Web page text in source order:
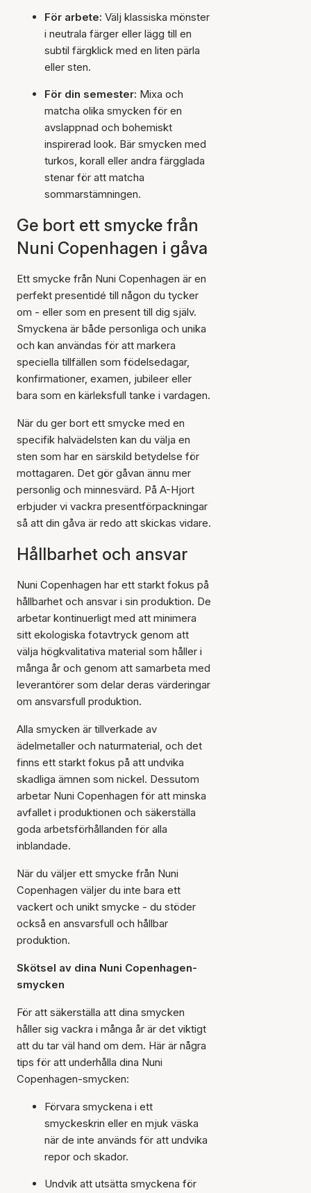
För arbete: Välj klassiska mönster
i neutrala färger eller lägg till en
subtil färgklick med en liten pärla
eller sten.
För din semester: Mixa och
matcha olika smycken för en
avslappnad och bohemiskt
inspirerad look. Bär smycken med
turkos, korall eller andra färgglada
stenar för att matcha
sommarstämningen.
Ge bort ett smycke från
Nuni Copenhagen i gåva
Ett smycke från Nuni Copenhagen är en
perfekt presentidé till någon du tycker
om - eller som en present till dig själv.
Smyckena är både personliga och unika
och kan användas för att markera
speciella tillfällen som födelsedagar,
konfirmationer, examen, jubileer eller
bara som en kärleksfull tanke i vardagen.
När du ger bort ett smycke med en
specifik halvädelsten kan du välja en
sten som har en särskild betydelse för
mottagaren. Det gör gåvan ännu mer
personlig och minnesvärd. På A-Hjort
erbjuder vi vackra presentförpackningar
så att din gåva är redo att skickas vidare.
Hållbarhet och ansvar
Nuni Copenhagen har ett starkt fokus på
hållbarhet och ansvar i sin produktion. De
arbetar kontinuerligt med att minimera
sitt ekologiska fotavtryck genom att
välja högkvalitativa material som håller i
många år och genom att samarbeta med
leverantörer som delar deras värderingar
om ansvarsfull produktion.
Alla smycken är tillverkade av
ädelmetaller och naturmaterial, och det
finns ett starkt fokus på att undvika
skadliga ämnen som nickel. Dessutom
arbetar Nuni Copenhagen för att minska
avfallet i produktionen och säkerställa
goda arbetsförhållanden för alla
inblandade.
När du väljer ett smycke från Nuni
Copenhagen väljer du inte bara ett
vackert och unikt smycke - du stöder
också en ansvarsfull och hållbar
produktion.
Skötsel av dina Nuni Copenhagen-
smycken
För att säkerställa att dina smycken
håller sig vackra i många år är det viktigt
att du tar väl hand om dem. Här är några
tips för att underhålla dina Nuni
Copenhagen-smycken:
Förvara smyckena i ett
smyckeskrin eller en mjuk väska
när de inte används för att undvika
repor och skador.
Undvik att utsätta smyckena för